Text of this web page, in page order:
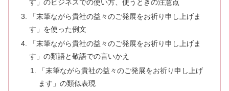
す」のビジネスでの使い方、使うときの注意点
「末筆ながら貴社の益々のご発展をお祈り申し上げま
す」を使った例文
「末筆ながら貴社の益々のご発展をお祈り申し上げま
す」の類語と敬語での言いかえ
「末筆ながら貴社の益々のご発展をお祈り申し上げ
ます」の類似表現